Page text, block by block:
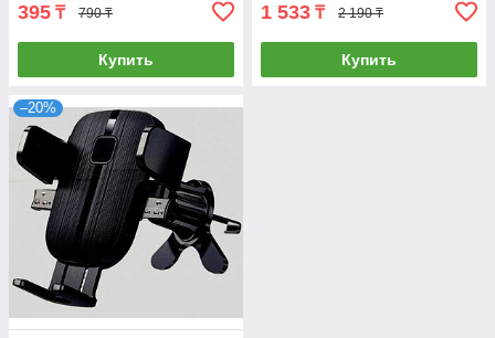
395 ₸ 790 ₸
Купить
1 533 ₸ 2 190 ₸
Купить
–20%